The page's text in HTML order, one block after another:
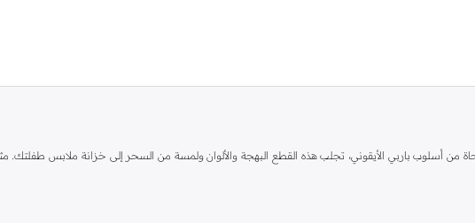
أسلوب باربي الأيقوني، تجلب هذه القطع البهجة والألوان ولمسة من السحر إلى خزانة ملابس طفلتك.